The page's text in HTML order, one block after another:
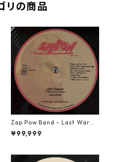
リの商品
Zap Pow Band - Last War【1
2-50056】
¥99,999